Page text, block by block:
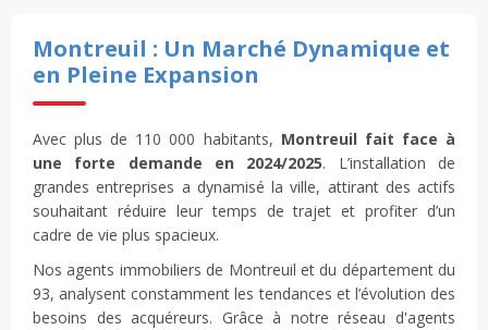
Montreuil : Un Marché Dynamique et
en Pleine Expansion
Avec plus de 110 000 habitants, Montreuil fait face à
une forte demande en 2024/2025. L’installation de
grandes entreprises a dynamisé la ville, attirant des actifs
souhaitant réduire leur temps de trajet et profiter d’un
cadre de vie plus spacieux.
Nos agents immobiliers de Montreuil et du département du
93, analysent constamment les tendances et l’évolution des
besoins des acquéreurs. Grâce à notre réseau d'agents